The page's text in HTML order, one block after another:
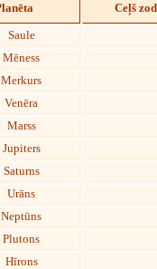
Ceļš
Saule
Mēness
Merkurs
Venēra
Marss
Jupiters
Saturns
Urāns
Neptūns
Plutons
Hīrons